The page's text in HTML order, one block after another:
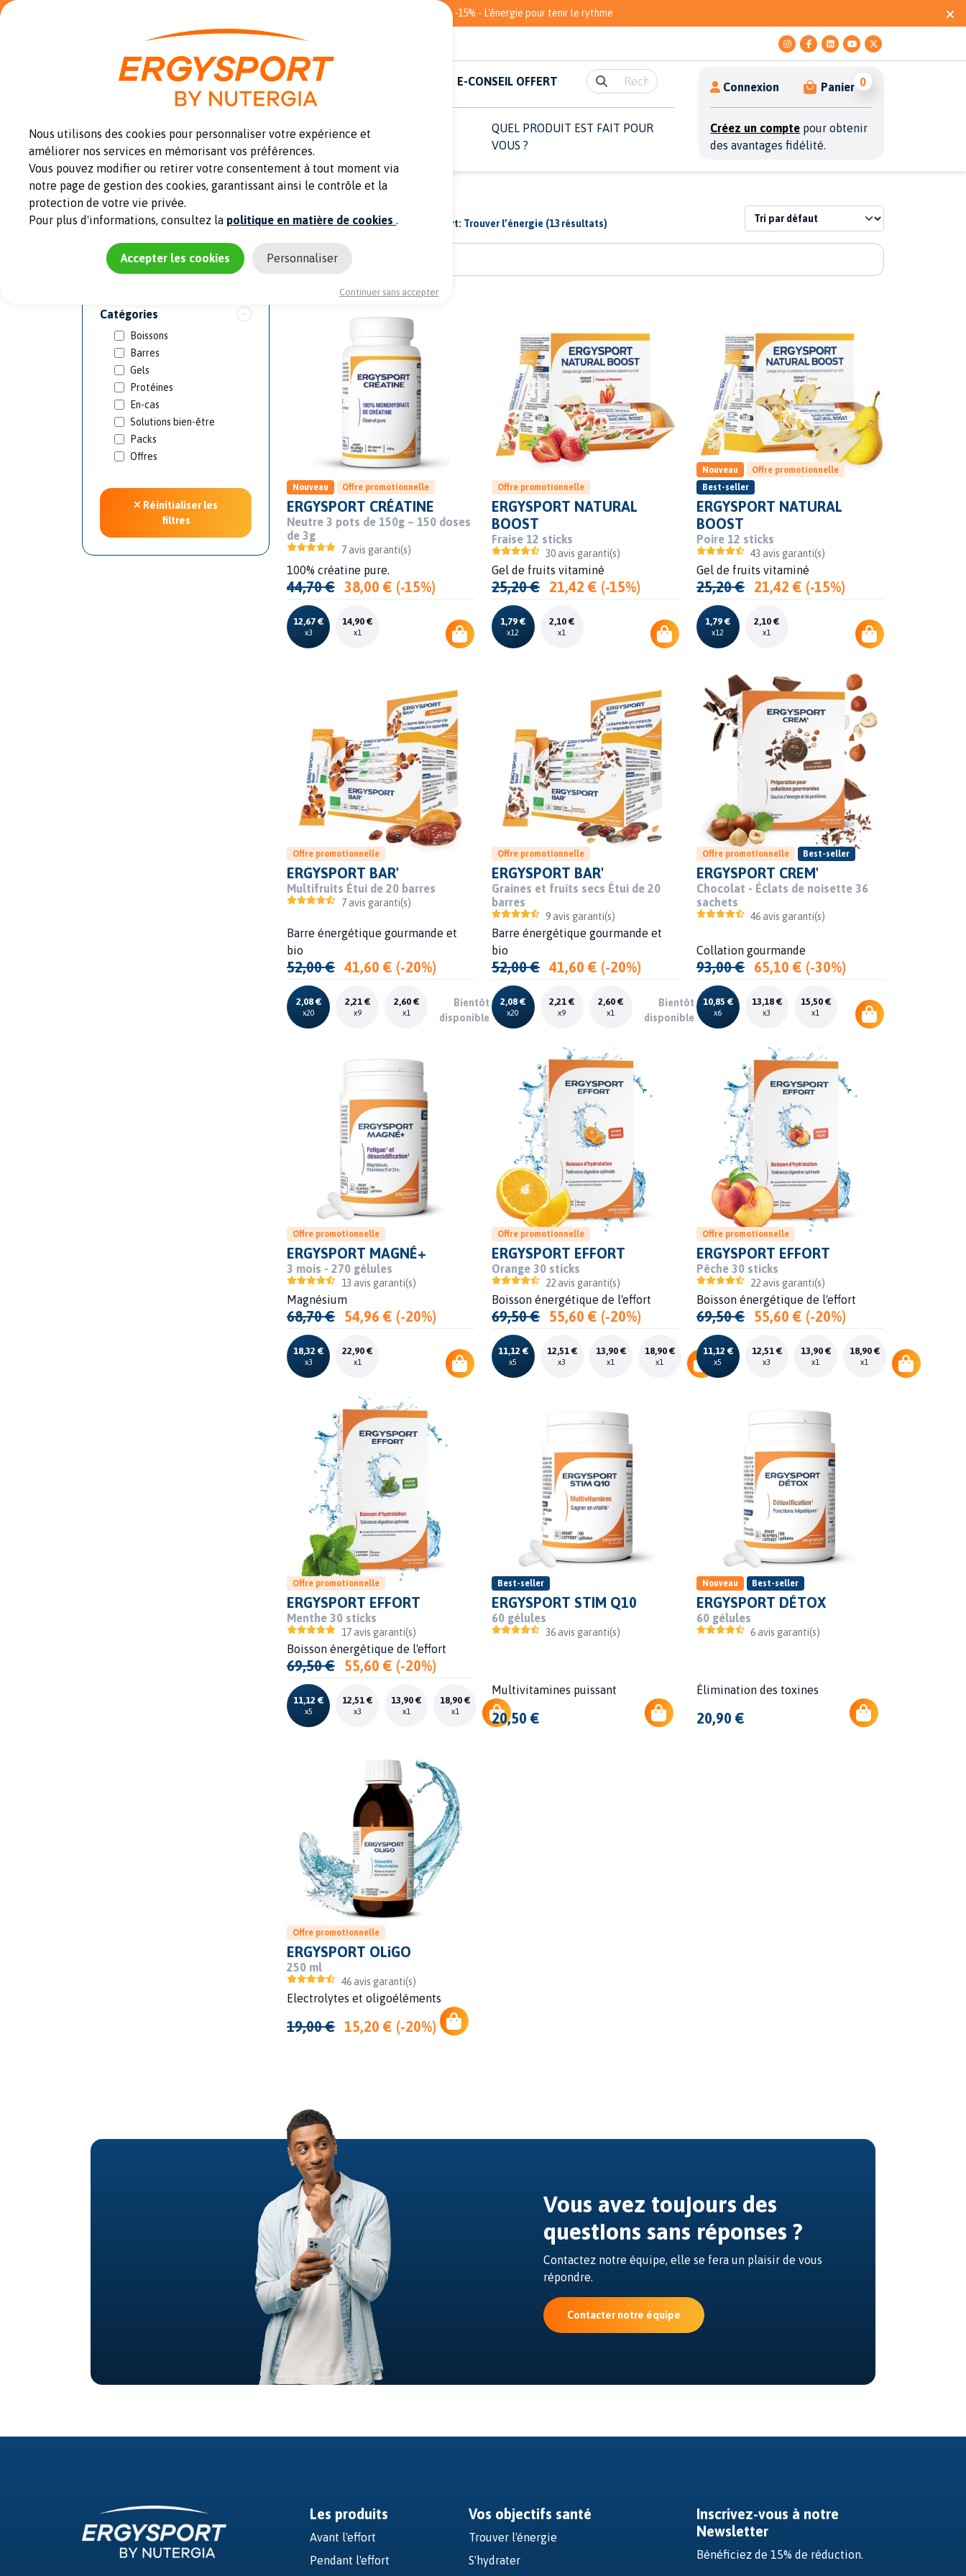
12 NATURAL BOOST = -15% - L'énergie pour tenir le rythme
Une marque du
PRODUITS SAVOIR-FAIRE E-CONSEIL OFFERT
VOS OBJECTIFS
SANTÉ
LES MOMENTS DE
QUEL PRODUIT EST FAIT POUR
VOUS ?
Connexion Panier 0
Créez un compte pour obtenir
des avantages fidélité.
Moment de la prise
Catégories
Boissons
Barres
Gels
Protéines
En-cas
Solutions bien-être
Packs
Offres
Réinitialiser les
filtres
PRODUITS Les produits Ergysport: Trouver l’énergie (13 résultats)
Nouveau Offre promotionnelle
ERGYSPORT CRÉATINE
Neutre 3 pots de 150g – 150 doses
de 3g
7 avis garanti(s)
100% créatine pure.
44,70 € 38,00 € (-15%)
12,67 €
x3
14,90 €
x1
Offre promotionnelle
ERGYSPORT NATURAL
BOOST
Fraise 12 sticks
30 avis garanti(s)
Gel de fruits vitaminé
25,20 € 21,42 € (-15%)
1,79 €
x12
2,10 €
x1
Nouveau
Offre promotionnelle
Best-seller
ERGYSPORT NATURAL
BOOST
Poire 12 sticks
43 avis garanti(s)
Gel de fruits vitaminé
25,20 € 21,42 € (-15%)
1,79 €
x12
2,10 €
x1
Offre promotionnelle
ERGYSPORT BAR'
Multifruits Étui de 20 barres
7 avis garanti(s)
Barre énergétique gourmande et
bio
52,00 € 41,60 € (-20%)
2,08 €
x20
2,21 €
x9
2,60 €
x1
Bientôt
disponible
Offre promotionnelle
ERGYSPORT BAR'
Graines et fruits secs Étui de 20
barres
9 avis garanti(s)
Barre énergétique gourmande et
bio
52,00 € 41,60 € (-20%)
2,08 €
x20
2,21 €
x9
2,60 €
x1
Bientôt
disponible
Offre promotionnelle Best-seller
ERGYSPORT CREM'
Chocolat - Éclats de noisette 36
sachets
46 avis garanti(s)
Collation gourmande
93,00 € 65,10 € (-30%)
10,85 €
x6
13,18 €
x3
15,50 €
x1
Offre promotionnelle
ERGYSPORT MAGNÉ+
3 mois - 270 gélules
13 avis garanti(s)
Magnésium
68,70 € 54,96 € (-20%)
18,32 €
x3
22,90 €
x1
Offre promotionnelle
ERGYSPORT EFFORT
Orange 30 sticks
22 avis garanti(s)
Boisson énergétique de l'effort
69,50 € 55,60 € (-20%)
11,12 €
x5
12,51 €
x3
13,90 €
x1
18,90 €
x1
Offre promotionnelle
ERGYSPORT EFFORT
Pêche 30 sticks
22 avis garanti(s)
Boisson énergétique de l'effort
69,50 € 55,60 € (-20%)
11,12 €
x5
12,51 €
x3
13,90 €
x1
18,90 €
x1
Offre promotionnelle
ERGYSPORT EFFORT
Menthe 30 sticks
17 avis garanti(s)
Boisson énergétique de l'effort
69,50 € 55,60 € (-20%)
11,12 €
x5
12,51 €
x3
13,90 €
x1
18,90 €
x1
Best-seller
ERGYSPORT STIM Q10
60 gélules
36 avis garanti(s)
Multivitamines puissant
20,50 €
Nouveau Best-seller
ERGYSPORT DÉTOX
60 gélules
6 avis garanti(s)
Élimination des toxines
20,90 €
Offre promotionnelle
ERGYSPORT OLiGO
250 ml
46 avis garanti(s)
Electrolytes et oligoéléments
19,00 € 15,20 € (-20%)
Vous avez toujours des
questions sans réponses ?
Contactez notre équipe, elle se fera un plaisir de vous
répondre.
Contacter notre équipe
Les produits
Avant l'effort
Pendant l'effort
Vos objectifs santé
Trouver l'énergie
S'hydrater
Inscrivez-vous à notre
Newsletter
Bénéficiez de 15% de réduction.
Panneau de gestion des cookies
Nous utilisons des cookies pour personnaliser votre expérience et
améliorer nos services en mémorisant vos préférences.
Vous pouvez modifier ou retirer votre consentement à tout moment via
notre page de gestion des cookies, garantissant ainsi le contrôle et la
protection de votre vie privée.
Pour plus d'informations, consultez la politique en matière de cookies .
Accepter les cookies
Continuer sans accepter
Personnaliser